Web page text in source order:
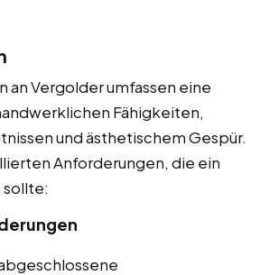
an Vergolder umfassen eine
Fähigkeiten,
und ästhetischem Gespür.
Anforderungen, die ein